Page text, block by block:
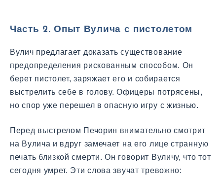
Часть 2. Опыт Вулича с пистолетом
Вулич предлагает доказать существование
предопределения рискованным способом. Он
берет пистолет, заряжает его и собирается
выстрелить себе в голову. Офицеры потрясены,
но спор уже перешел в опасную игру с жизнью.
Перед выстрелом Печорин внимательно смотрит
на Вулича и вдруг замечает на его лице странную
печать близкой смерти. Он говорит Вуличу, что тот
сегодня умрет. Эти слова звучат тревожно: